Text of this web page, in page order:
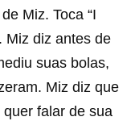
Miz. Toca “I
Miz diz antes de
suas bolas,
Miz diz que
falar de sua